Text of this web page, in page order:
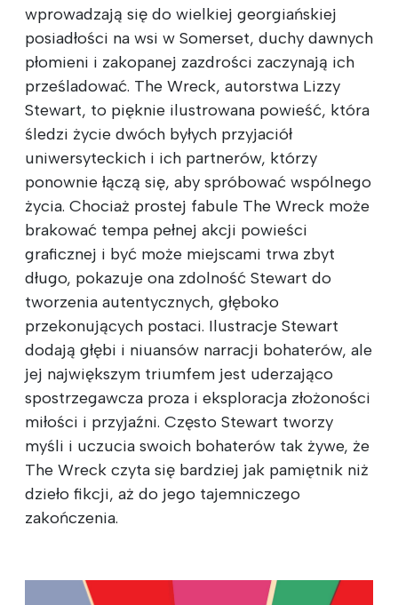
wprowadzają się do wielkiej georgiańskiej
posiadłości na wsi w Somerset, duchy dawnych
płomieni i zakopanej zazdrości zaczynają ich
prześladować. The Wreck, autorstwa Lizzy
Stewart, to pięknie ilustrowana powieść, która
śledzi życie dwóch byłych przyjaciół
uniwersyteckich i ich partnerów, którzy
ponownie łączą się, aby spróbować wspólnego
życia. Chociaż prostej fabule The Wreck może
brakować tempa pełnej akcji powieści
graficznej i być może miejscami trwa zbyt
długo, pokazuje ona zdolność Stewart do
tworzenia autentycznych, głęboko
przekonujących postaci. Ilustracje Stewart
dodają głębi i niuansów narracji bohaterów, ale
jej największym triumfem jest uderzająco
spostrzegawcza proza i eksploracja złożoności
miłości i przyjaźni. Często Stewart tworzy
myśli i uczucia swoich bohaterów tak żywe, że
The Wreck czyta się bardziej jak pamiętnik niż
dzieło fikcji, aż do jego tajemniczego
zakończenia.